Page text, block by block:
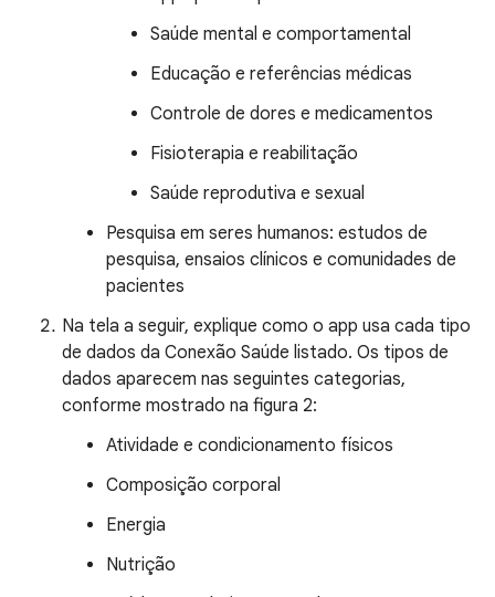
Saúde mental e comportamental
Educação e referências médicas
Controle de dores e medicamentos
Fisioterapia e reabilitação
Saúde reprodutiva e sexual
Pesquisa em seres humanos: estudos de
pesquisa, ensaios clínicos e comunidades de
pacientes
Na tela a seguir, explique como o app usa cada tipo
de dados da Conexão Saúde listado. Os tipos de
dados aparecem nas seguintes categorias,
conforme mostrado na figura 2:
Atividade e condicionamento físicos
Composição corporal
Energia
Nutrição